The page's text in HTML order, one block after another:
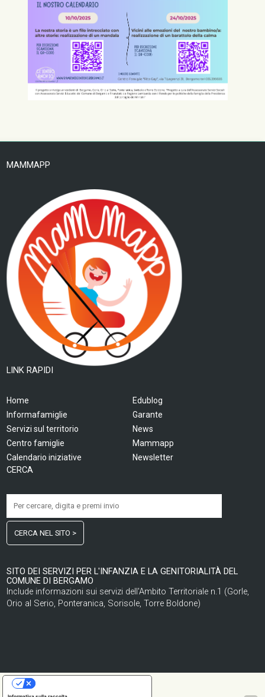
MAMMAPP
LINK RAPIDI
Home
Informafamiglie
Servizi sul territorio
Centro famiglie
Calendario iniziative
Edublog
Garante
News
Mammapp
Newsletter
CERCA
CERCA NEL SITO >
SITO DEI SERVIZI PER L'INFANZIA E LA GENITORIALITÀ DEL
COMUNE DI BERGAMO
Include informazioni sui servizi dell'Ambito Territoriale n.1 (Gorle,
Orio al Serio, Ponteranica, Sorisole, Torre Boldone)
LE TUE PREFERENZE RELATIVE ALLA PRIVACY